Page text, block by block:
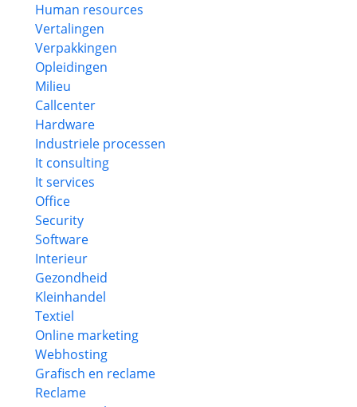
Human resources
Vertalingen
Verpakkingen
Opleidingen
Milieu
Callcenter
Hardware
Industriele processen
It consulting
It services
Office
Security
Software
Interieur
Gezondheid
Kleinhandel
Textiel
Online marketing
Webhosting
Grafisch en reclame
Reclame